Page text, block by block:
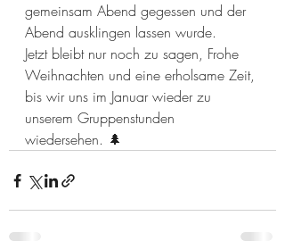
gemeinsam Abend gegessen und der
Abend ausklingen lassen wurde.
Jetzt bleibt nur noch zu sagen, Frohe
Weihnachten und eine erholsame Zeit,
bis wir uns im Januar wieder zu
unserem Gruppenstunden
wiedersehen. 🌲